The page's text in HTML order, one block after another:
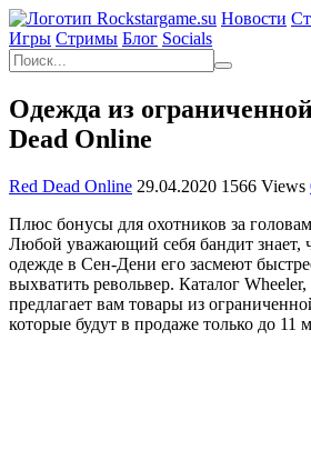
Новости
Игры Cтримы Блог Socials
Одежда из
Dead Online
Red Dead Online 29.04.2020 1566 Views
Плюс бонусы для охотников за
Любой уважающий себя бандит знает,
одежде в Сен-Дени его засмеют
выхватить револьвер. Каталог
предлагает вам товары из
которые будут в продаже только до 11